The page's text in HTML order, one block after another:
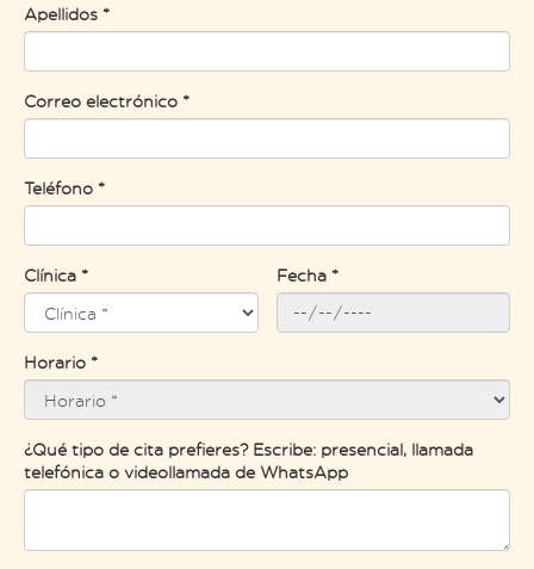
Apellidos *
Correo electrónico *
Teléfono *
Clínica * Fecha *
Horario *
¿Qué tipo de cita prefieres? Escribe: presencial, llamada
telefónica o videollamada de WhatsApp